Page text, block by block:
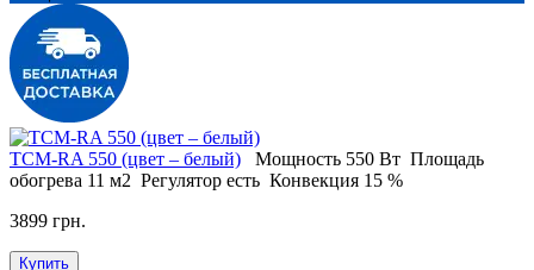
ТСМ-RA 550 (цвет – белый) Мощность 550 Вт Площадь
обогрева 11 м2 Регулятор есть Конвекция 15 %
3899 грн.
Купить